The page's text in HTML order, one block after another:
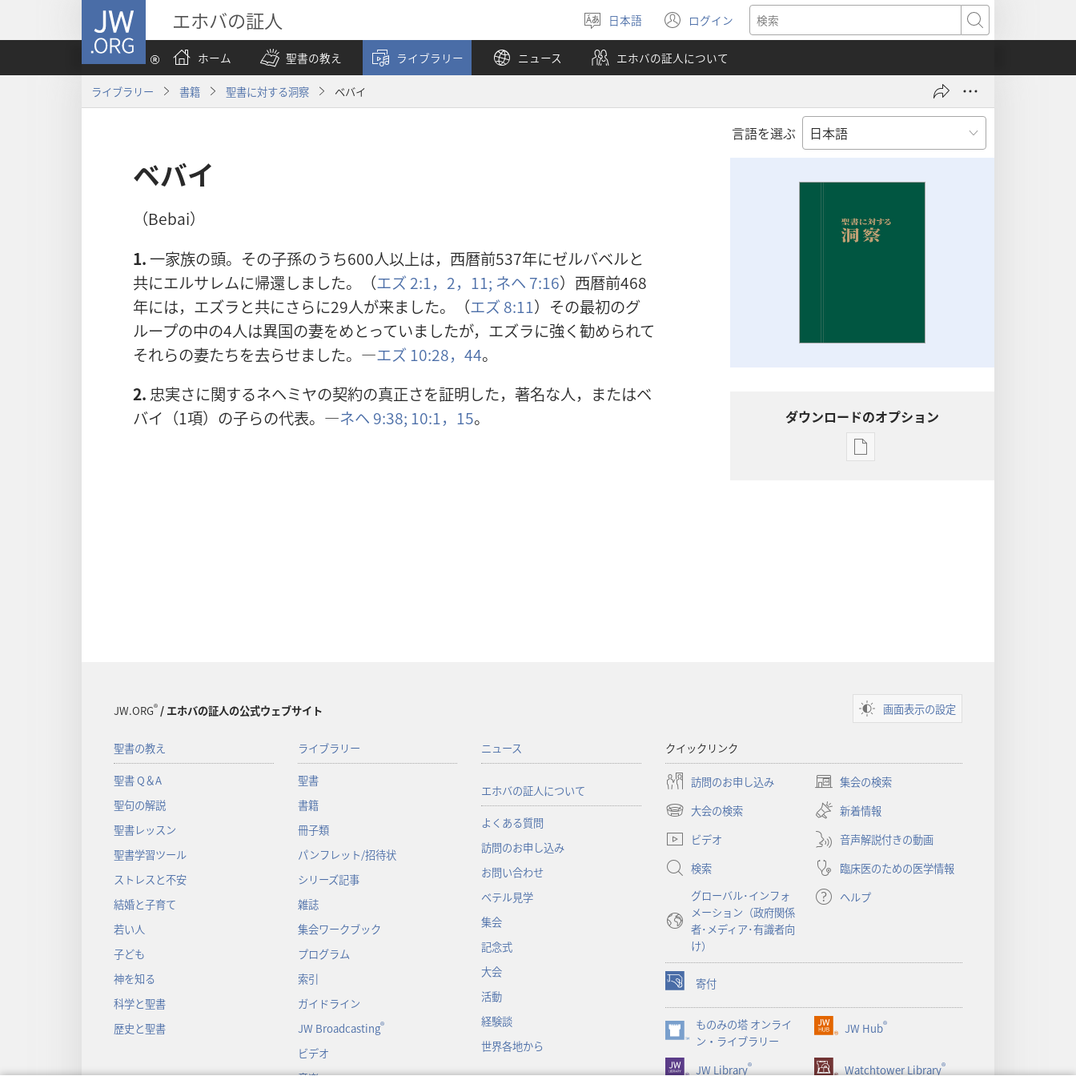
JW.ORG エホバの証人
言
語
を
選
日本語 ログイン
（新
し
い
タ
で
検
索
ホーム
聖書の教え ライブラリー ニュース エホバの証人について
ライブラリー 書籍 聖書に対する洞察 ベバイ
言語を選ぶ
ベバイ
（Bebai）
1.一家族の頭。その子孫のうち600人以上は，西暦前537年にゼルバベルと
共にエルサレムに帰還しました。（エズ 2:1，2， 11; ネヘ 7:16）西暦前468
年には，エズラと共にさらに29人が来ました。（エズ 8:11）その最初のグ
ループの中の4人は異国の妻をめとっていましたが，エズラに強く勧められて
それらの妻たちを去らせました。―エズ 10:28， 44。
2. 忠実さに関するネヘミヤの契約の真正さを証明した，著名な人，またはベ
バイ（1項）の子らの代表。―ネヘ 9:38; 10:1， 15。 ダウンロードのオプション
出
ン
聖
対
る
洞
JW.ORG®/ エホバの証人の公式ウェブサイト 画面表示の設定
聖書の教え
聖書 Q＆A
聖句の解説
聖書レッスン
聖書学習ツール
ストレスと不安
結婚と子育て
若い人
子ども
神を知る
科学と聖書
歴史と聖書
ライブラリー
聖書
書籍
冊子類
パンフレット/招待状
シリーズ記事
雑誌
集会ワークブック
プログラム
索引
ガイドライン
JW Broadcasting®
ビデオ
ニュース
エホバの証人について
よくある質問
訪問のお申し込み
お問い合わせ
ベテル見学
集会
記念式
大会
活動
経験談
世界各地から
クイックリンク
訪問のお申し込み 集会の検索
（新
し
い
タ
ブ
で
開
く）
大会の検索
（新
し
タ
開
新着情報
ビデオ
音声解説付きの動画
検索
臨床医のための医学情報
グローバル･インフォ
メーション（政府関係
者･メディア･有識者向
け）
ヘルプ
寄付
（新
し
い
タ
ブ
ものみの塔 オンライ
ン・ライブラリー
（新
し
JW Hub®
（新
い
JW Library® Watchtower Library®